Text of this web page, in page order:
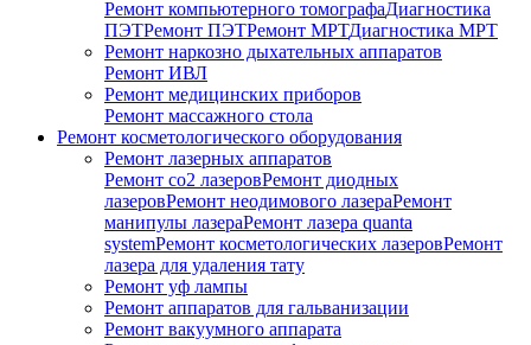
Ремонт компьютерного томографаДиагностика
ПЭТРемонт ПЭТРемонт МРТДиагностика МРТ
Ремонт наркозно дыхательных аппаратов
Ремонт ИВЛ
Ремонт медицинских приборов
Ремонт массажного стола
Ремонт косметологического оборудования
Ремонт лазерных аппаратов
Ремонт co2 лазеровРемонт диодных
лазеровРемонт неодимового лазераРемонт
манипулы лазераРемонт лазера quanta
systemРемонт косметологических лазеровРемонт
лазера для удаления тату
Ремонт уф лампы
Ремонт аппаратов для гальванизации
Ремонт вакуумного аппарата